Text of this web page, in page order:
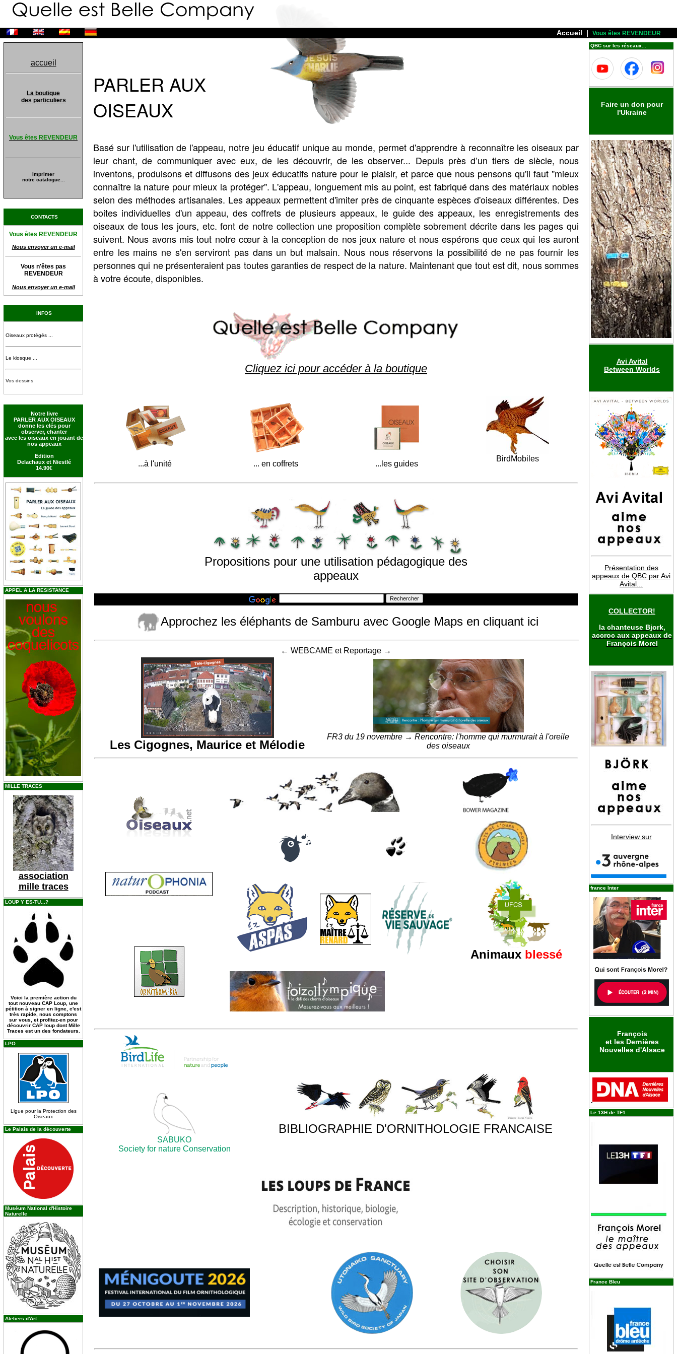
Accueil | Vous êtes REVENDEUR
accueil
La boutique
des particuliers
Vous êtes REVENDEUR
Imprimer
notre catalogue...
CONTACTS
Vous êtes REVENDEUR
Nous envoyer un e-mail
Vous n'êtes pas
REVENDEUR
Nous envoyer un e-mail
INFOS
Oiseaux protégés ...
Le kiosque ...
Vos dessins
Notre livre
PARLER AUX OISEAUX
donne les clés pour
observer, chanter
avec les oiseaux en jouant de
nos appeaux
Edition
Delachaux et Niestlé
14.90€
APPEL A LA RESISTANCE
MILLE TRACES
association
mille traces
LOUP Y ES-TU...?
Voici la première action du
tout nouveau CAP Loup, une
pétition à signer en ligne, c'est
très rapide, nous comptons
sur vous, et profitez-en pour
découvrir CAP loup dont Mille
Traces est un des fondateurs.
LPO
Ligue pour la Protection des
Oiseaux
Le Palais de la découverte
Muséum National d'Histoire
Naturelle
Ateliers d'Art
PARLER AUX
OISEAUX
Basé sur l'utilisation de l'appeau, notre jeu éducatif unique au monde, permet d'apprendre à reconnaître les oiseaux par
leur chant, de communiquer avec eux, de les découvrir, de les observer... Depuis près d’un tiers de siècle, nous
inventons, produisons et diffusons des jeux éducatifs nature pour le plaisir, et parce que nous pensons qu'il faut "mieux
connaître la nature pour mieux la protéger". L'appeau, longuement mis au point, est fabriqué dans des matériaux nobles
selon des méthodes artisanales. Les appeaux permettent d'imiter près de cinquante espèces d'oiseaux différentes. Des
boites individuelles d'un appeau, des coffrets de plusieurs appeaux, le guide des appeaux, les enregistrements des
oiseaux de tous les jours, etc. font de notre collection une proposition complète sobrement décrite dans les pages qui
suivent. Nous avons mis tout notre cœur à la conception de nos jeux nature et nous espérons que ceux qui les auront
entre les mains ne s'en serviront pas dans un but malsain. Nous nous réservons la possibilité de ne pas fournir les
personnes qui ne présenteraient pas toutes garanties de respect de la nature. Maintenant que tout est dit, nous sommes
à votre écoute, disponibles.
Cliquez ici pour accéder à la boutique
...à l'unité ... en coffrets ...les guides
BirdMobiles
Propositions pour une utilisation pédagogique des
appeaux
Approchez les éléphants de Samburu avec Google Maps en cliquant ici
← WEBCAME et Reportage →
Les Cigognes, Maurice et Mélodie
FR3 du 19 novembre → Rencontre: l'homme qui murmurait à l'oreile
des oiseaux
Animaux blessé
BIBLIOGRAPHIE D'ORNITHOLOGIE FRANCAISE
SABUKO
Society for nature Conservation
QBC sur les réseaux...
Faire un don pour
l'Ukraine
Avi Avital
Between Worlds
Présentation des
appeaux de QBC par Avi
Avital...
COLLECTOR!
la chanteuse Bjork,
accroc aux appeaux de
François Morel
Interview sur
france Inter
François
et les Dernières
Nouvelles d'Alsace
Le 13H de TF1
France Bleu